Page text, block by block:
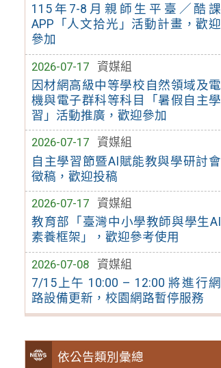
115年7-8月親師生平臺／酷課
APP「人文拾光」活動計畫，歡迎
參加
2026-07-17
資媒組
因材網高級中等學校自然領域及電
機與電子群科等科目「暑假自主學
習」活動推廣，歡迎參加
2026-07-17
資媒組
自主學習節暨AI賦能教與學研討會
徵稿，歡迎投稿
2026-07-17
資媒組
教育部「臺灣中小學教師與學生AI
素養框架」，歡迎參考使用
2026-07-08
資媒組
7/15上午 10:00 – 12:00 將進行網
路設備更新，校園網路暫停服務
依公告類別彙總